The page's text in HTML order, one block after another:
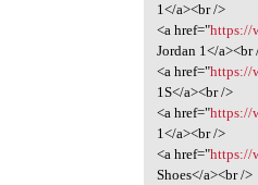
1</a><br />
<a href="https://
Jordan 1</a><br
<a href="https://
1S</a><br />
<a href="https://
1</a><br />
<a href="https://
Shoes</a><br />